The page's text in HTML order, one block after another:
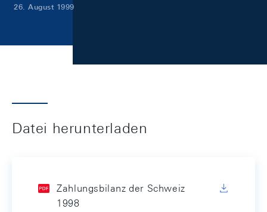
26. August 1999
Datei herunterladen
Zahlungsbilanz der Schweiz
1998